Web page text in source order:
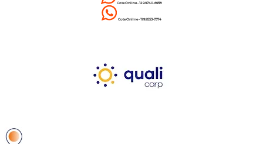
Cote Online - 12 9.9740-6958
Cote Online - 11 9.9553-7374